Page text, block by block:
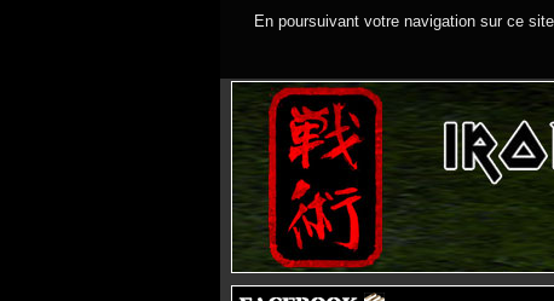
En poursuivant votre navigation sur ce